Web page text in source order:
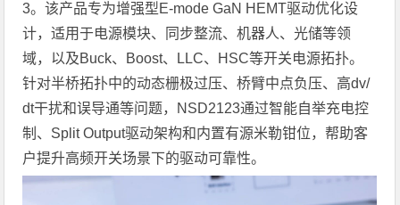
3。该产品专为增强型E-mode GaN HEMT驱动优化设
计，适用于电源模块、同步整流、机器人、光储等领
域，以及Buck、Boost、LLC、HSC等开关电源拓扑。
针对半桥拓扑中的动态栅极过压、桥臂中点负压、高dv/
dt干扰和误导通等问题，NSD2123通过智能自举充电控
制、Split Output驱动架构和内置有源米勒钳位，帮助客
户提升高频开关场景下的驱动可靠性。